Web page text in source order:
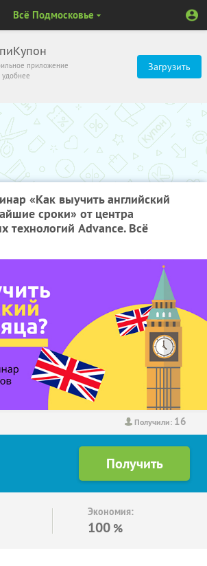
приложение
Загрузить
Всё Подмосковье
«Как выучить английский
сроки» от центра
технологий Advance. Всё
Получили: 16
Экономия:
100 %